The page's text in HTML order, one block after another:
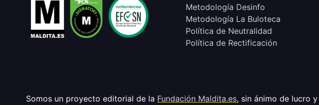
Metodología Desinfo
Metodología La Buloteca
Política de Neutralidad
Política de Rectificación
Somos un proyecto editorial de la Fundación Maldita.es, sin ánimo de lucro y